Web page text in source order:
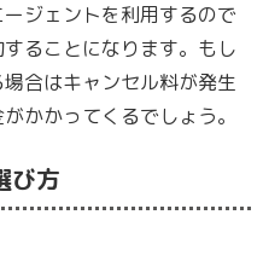
ジェントを利用するので
ることになります。もし
合はキャンセル料が発生
かかってくるでしょう。
び方